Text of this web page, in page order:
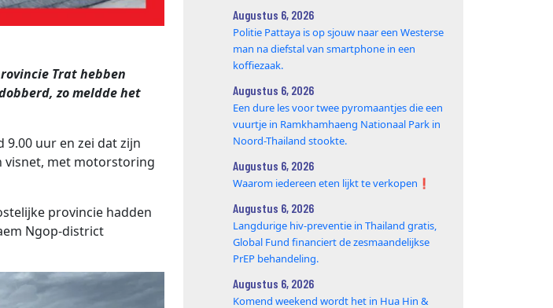
Trat hebben
zo meldde het
uur en zei dat zijn
visnet, met motorstoring
provincie hadden
Ngop-district
Augustus 6, 2026
Politie Pattaya is op sjouw naar een Westerse
man na diefstal van smartphone in een
koffiezaak.
Augustus 6, 2026
Een dure les voor twee pyromaantjes die een
vuurtje in Ramkhamhaeng Nationaal Park in
Noord-Thailand stookte.
Augustus 6, 2026
Waarom iedereen eten lijkt te verkopen❗️
Augustus 6, 2026
Langdurige hiv-preventie in Thailand gratis,
Global Fund financiert de zesmaandelijkse
PrEP behandeling.
Augustus 6, 2026
Komend weekend wordt het in Hua Hin &